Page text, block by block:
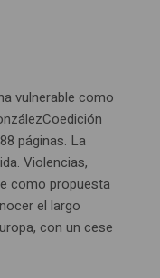
vulnerable como
páginas. La
Violencias,
como propuesta
el largo
con un cese